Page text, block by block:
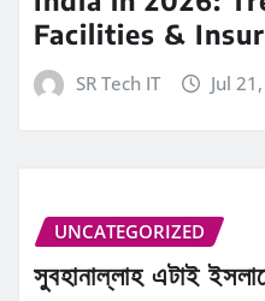
Facilities &
SR Tech IT Jul
UNCATEGORIZED
সুবহানাল্লাহ এটাই